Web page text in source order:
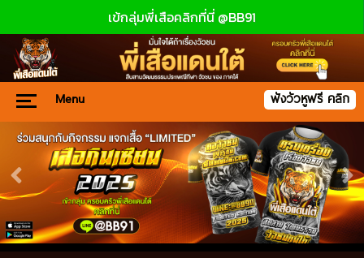
เข้กลุ่มพี่เสือคลิกที่นี่ @BB91
Menu ฟังวัวหูฟรี คลิก